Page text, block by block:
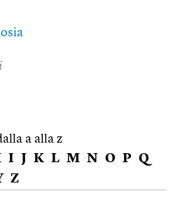
a alla z
I J K L M N O P Q
Z